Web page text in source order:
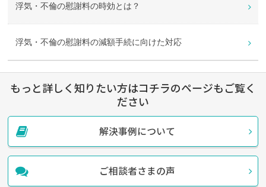
浮気・不倫の慰謝料の時効とは？
浮気・不倫の慰謝料の減額手続に向けた対応
もっと詳しく知りたい方はコチラのページもご覧く
ださい
解決事例について
ご相談者さまの声